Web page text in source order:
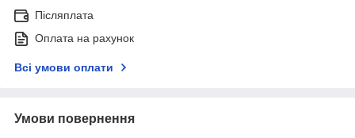
Післяплата
Оплата на рахунок
Всі умови оплати
Умови повернення